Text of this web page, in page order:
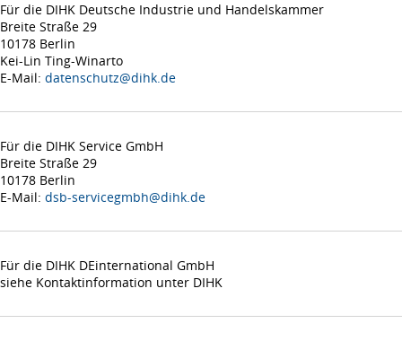
Für die DIHK Deutsche Industrie und Handelskammer
Breite Straße 29
10178 Berlin
Kei-Lin Ting-Winarto
E-Mail: datenschutz@dihk.de
Für die DIHK Service GmbH
Breite Straße 29
10178 Berlin
E-Mail: dsb-servicegmbh@dihk.de
Für die DIHK DEinternational GmbH
siehe Kontaktinformation unter DIHK